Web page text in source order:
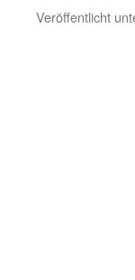
Veröffentlicht